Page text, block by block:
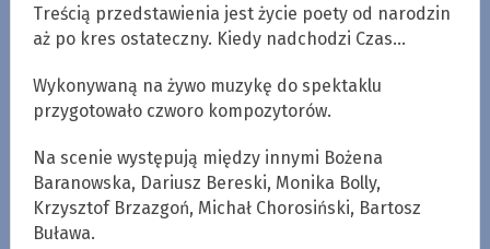
Treścią przedstawienia jest życie poety od narodzin
aż po kres ostateczny. Kiedy nadchodzi Czas…
Wykonywaną na żywo muzykę do spektaklu
przygotowało czworo kompozytorów.
Na scenie występują między innymi Bożena
Baranowska, Dariusz Bereski, Monika Bolly,
Krzysztof Brzazgoń, Michał Chorosiński, Bartosz
Buława.